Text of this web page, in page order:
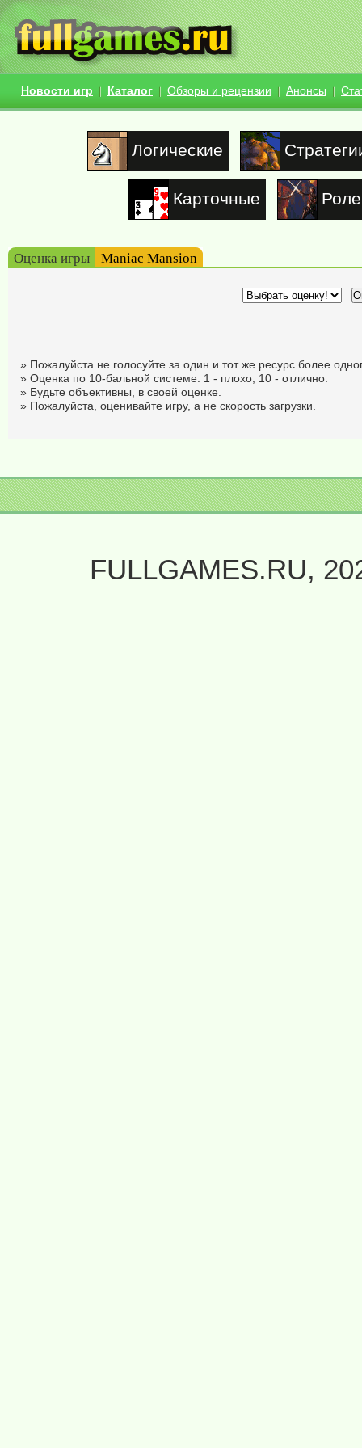
Новости игр Каталог Обзоры и рецензии Анонсы
Логические
Карточные
Оценка игры Maniac Mansion
» Пожалуйста не голосуйте за один и тот же ресурс более
» Оценка по 10-бальной системе. 1 - плохо, 10 - отлично.
» Будьте объективны, в своей оценке.
» Пожалуйста, оценивайте игру, а не скорость загрузки.
FULLGAMES.RU,